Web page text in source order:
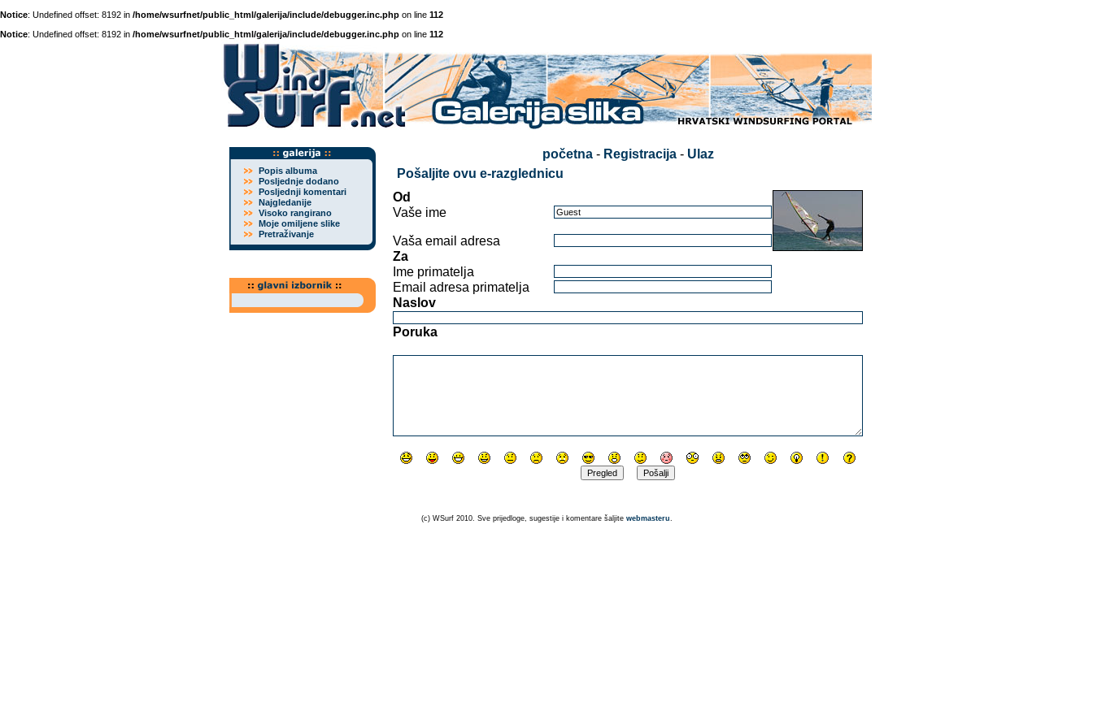
Notice: Undefined offset: 8192 in /home/wsurfnet/public_html/galerija/include/debugger.inc.php on line 112
Notice: Undefined offset: 8192 in /home/wsurfnet/public_html/galerija/include/debugger.inc.php on line 112
Popis albuma
Posljednje dodano
Posljednji komentari
Najgledanije
Visoko rangirano
Moje omiljene slike
Pretraživanje
početna- Registracija- Ulaz
Pošaljite ovu e-razglednicu
Od
Vaše ime
Vaša email adresa
Za
Ime primatelja
Email adresa primatelja
Naslov
Poruka
(c) WSurf 2010. Sve prijedloge, sugestije i komentare šaljite webmasteru